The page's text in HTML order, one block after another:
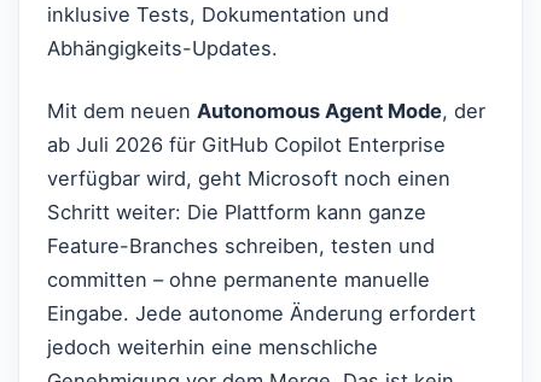
inklusive Tests, Dokumentation und
Abhängigkeits-Updates.
Mit dem neuenAutonomous Agent Mode, der
ab Juli 2026 für GitHub Copilot Enterprise
verfügbar wird, geht Microsoft noch einen
Schritt weiter: Die Plattform kann ganze
Feature-Branches schreiben, testen und
committen – ohne permanente manuelle
Eingabe. Jede autonome Änderung erfordert
jedoch weiterhin eine menschliche